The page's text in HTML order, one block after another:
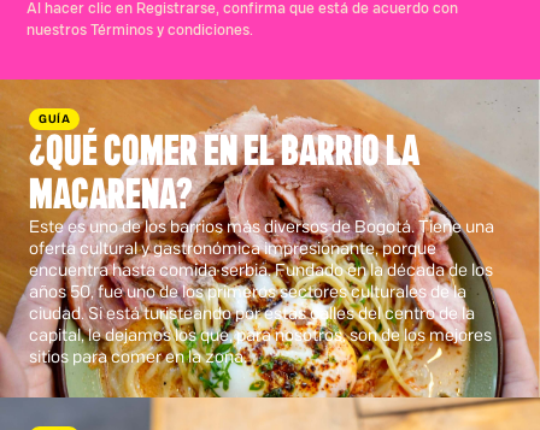
Al hacer clic en Registrarse, confirma que está de acuerdo con
nuestros Términos y condiciones.
GUÍA
¿QUÉ COMER EN EL BARRIO LA
MACARENA?
Este es uno de los barrios más diversos de Bogotá. Tiene una
oferta cultural y gastronómica impresionante, porque
encuentra hasta comida serbia. Fundado en la década de los
años 50, fue uno de los primeros sectores culturales de la
ciudad. Si está turisteando por estas calles del centro de la
capital, le dejamos los que, para nosotros, son de los mejores
sitios para comer en la zona.